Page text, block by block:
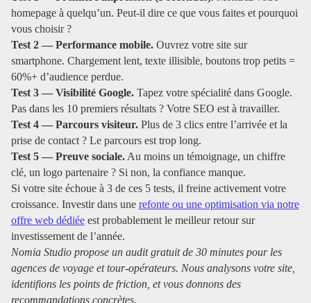
homepage à quelqu’un. Peut-il dire ce que vous faites et pourquoi
vous choisir ?
Test 2 — Performance mobile.Ouvrez votre site sur
smartphone. Chargement lent, texte illisible, boutons trop petits =
60%+ d’audience perdue.
Test 3 — Visibilité Google.Tapez votre spécialité dans Google.
Pas dans les 10 premiers résultats ? Votre SEO est à travailler.
Test 4 — Parcours visiteur.Plus de 3 clics entre l’arrivée et la
prise de contact ? Le parcours est trop long.
Test 5 — Preuve sociale.Au moins un témoignage, un chiffre
clé, un logo partenaire ? Si non, la confiance manque.
Si votre site échoue à 3 de ces 5 tests, il freine activement votre
croissance. Investir dans une refonte ou une optimisation via notre
offre web dédiéeest probablement le meilleur retour sur
investissement de l’année.
Nomia Studio propose un audit gratuit de 30 minutes pour les
agences de voyage et tour-opérateurs. Nous analysons votre site,
identifions les points de friction, et vous donnons des
recommandations concrètes.